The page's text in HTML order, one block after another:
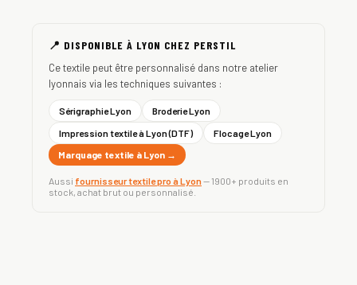
📍 DISPONIBLE À LYON CHEZ PERSTIL
Ce textile peut être personnalisé dans notre atelier
lyonnais via les techniques suivantes :
Sérigraphie Lyon
Broderie Lyon
Impression textile à Lyon (DTF)
Flocage Lyon
Marquage textile à Lyon →
Aussi fournisseur textile pro à Lyon— 1900+ produits en
stock, achat brut ou personnalisé.